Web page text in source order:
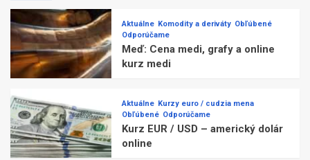
Aktuálne Komodity a deriváty Obľúbené
Odporúčame
Meď: Cena medi, grafy a online
kurz medi
Aktuálne Kurzy euro / cudzia mena
Obľúbené Odporúčame
Kurz EUR / USD – americký dolár
online